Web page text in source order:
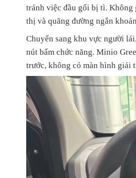
tránh việc đầu gối bị tì. Không
thị và quãng đường ngắn
Chuyển sang khu vực người
nút bấm chức năng. Minio
trước, không có màn hình giải